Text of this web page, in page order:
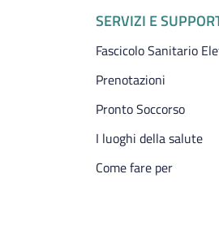
SERVIZI E
Fascicolo Sanitario
Prenotazioni
Pronto Soccorso
I luoghi della salute
Come fare per